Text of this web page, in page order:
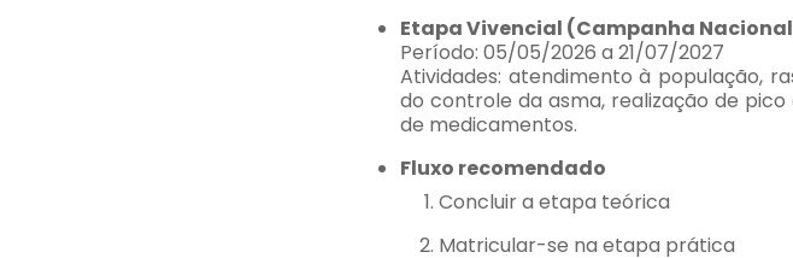
Etapa Vivencial (Campanha
Período: 05/05/2026 a 21/07/2027
Atividades: atendimento à população,
do controle da asma, realização de
de medicamentos.
Fluxo recomendado
Concluir a etapa teórica
Matricular-se na etapa prática